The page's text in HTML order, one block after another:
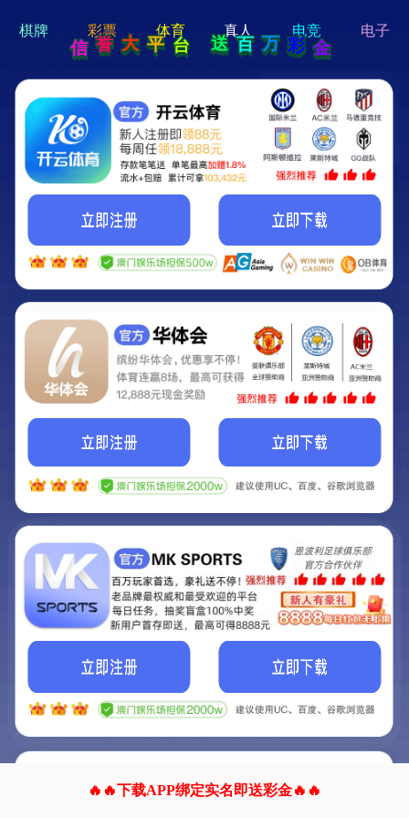
hi 💗
Hey Guys!
我们即将上线啦...
我们的网站正在建设.
它将是非常棒的网站.
联系我们!